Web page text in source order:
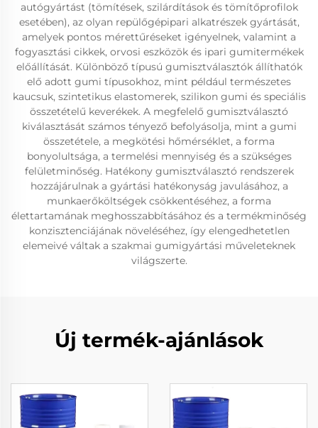
autógyártást (tömítések, szilárdítások és tömítőprofilok
esetében), az olyan repülőgépipari alkatrészek gyártását,
amelyek pontos mérettűréseket igényelnek, valamint a
fogyasztási cikkek, orvosi eszközök és ipari gumitermékek
előállítását. Különböző típusú gumisztválasztók állíthatók
elő adott gumi típusokhoz, mint például természetes
kaucsuk, szintetikus elastomerek, szilikon gumi és speciális
összetételű keverékek. A megfelelő gumisztválasztó
kiválasztását számos tényező befolyásolja, mint a gumi
összetétele, a megkötési hőmérséklet, a forma
bonyolultsága, a termelési mennyiség és a szükséges
felületminőség. Hatékony gumisztválasztó rendszerek
hozzájárulnak a gyártási hatékonyság javulásához, a
munkaerőköltségek csökkentéséhez, a forma
élettartamának meghosszabbításához és a termékminőség
konzisztenciájának növeléséhez, így elengedhetetlen
elemeivé váltak a szakmai gumigyártási műveleteknek
világszerte.
Új termék-ajánlások